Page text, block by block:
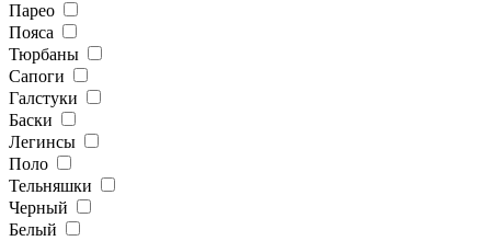
Парео
Пояса
Тюрбаны
Сапоги
Галстуки
Баски
Легинсы
Поло
Тельняшки
Черный
Белый